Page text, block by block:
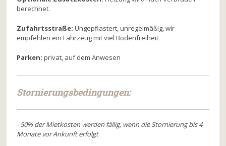
berechnet.
Zufahrtsstraße: Ungepflastert, unregelmäßig, wir
empfehlen ein Fahrzeug mit viel Bodenfreiheit
Parken: privat, auf dem Anwesen
Stornierungsbedingungen:
- 50% der Mietkosten werden fällig, wenn die Stornierung bis 4
Monate vor Ankunft erfolgt